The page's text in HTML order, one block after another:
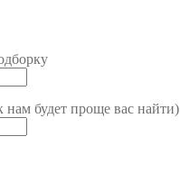
будет проще вас найти)